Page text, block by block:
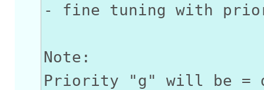
- fine tuning with
Note:
Priority "g" will be =